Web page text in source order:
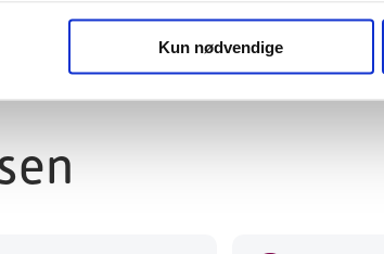
Kun nødvendige